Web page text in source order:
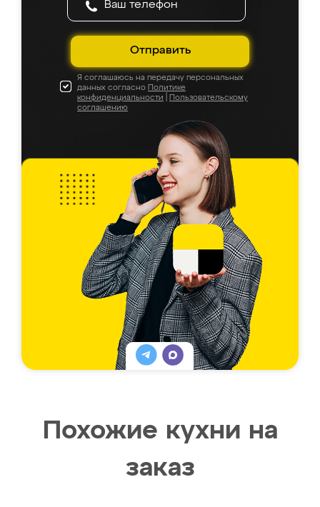
Отправить
Я соглашаюсь на передачу персональных
данных согласно Политике
конфиденциальности
Пользовательскому
соглашению
Похожие кухни на
заказ